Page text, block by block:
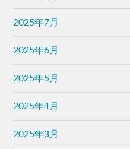
2025年7月
2025年6月
2025年5月
2025年4月
2025年3月